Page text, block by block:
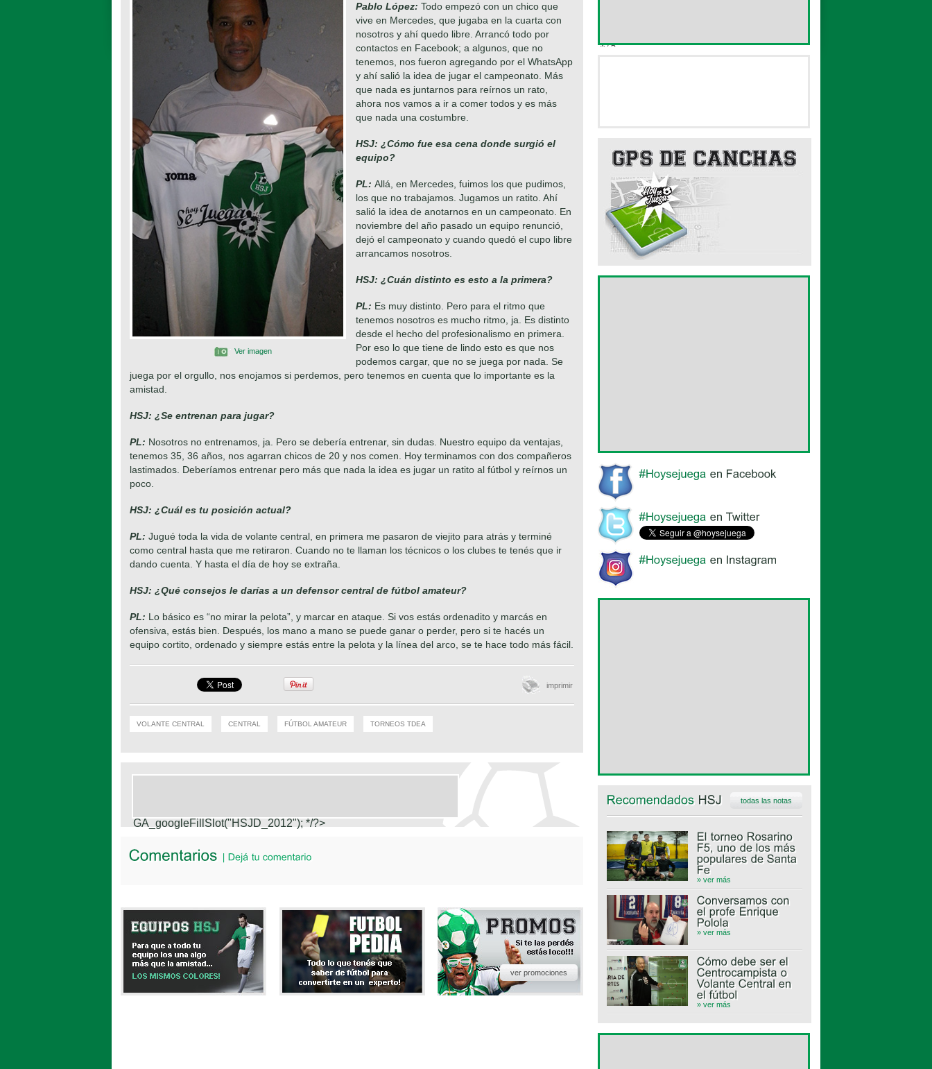
Ver imagen
Pablo López: Todo empezó con un chico que
vive en Mercedes, que jugaba en la cuarta con
nosotros y ahí quedo libre. Arrancó todo por
contactos en Facebook; a algunos, que no
tenemos, nos fueron agregando por el WhatsApp
y ahí salió la idea de jugar el campeonato. Más
que nada es juntarnos para reírnos un rato,
ahora nos vamos a ir a comer todos y es más
que nada una costumbre.
HSJ: ¿Cómo fue esa cena donde surgió el
equipo?
PL: Allá, en Mercedes, fuimos los que pudimos,
los que no trabajamos. Jugamos un ratito. Ahí
salió la idea de anotarnos en un campeonato. En
noviembre del año pasado un equipo renunció,
dejó el campeonato y cuando quedó el cupo libre
arrancamos nosotros.
HSJ: ¿Cuán distinto es esto a la primera?
PL: Es muy distinto. Pero para el ritmo que
tenemos nosotros es mucho ritmo, ja. Es distinto
desde el hecho del profesionalismo en primera.
Por eso lo que tiene de lindo esto es que nos
podemos cargar, que no se juega por nada. Se
juega por el orgullo, nos enojamos si perdemos, pero tenemos en cuenta que lo importante es la
amistad.
HSJ: ¿Se entrenan para jugar?
PL: Nosotros no entrenamos, ja. Pero se debería entrenar, sin dudas. Nuestro equipo da ventajas,
tenemos 35, 36 años, nos agarran chicos de 20 y nos comen. Hoy terminamos con dos compañeros
lastimados. Deberíamos entrenar pero más que nada la idea es jugar un ratito al fútbol y reírnos un
poco.
HSJ: ¿Cuál es tu posición actual?
PL: Jugué toda la vida de volante central, en primera me pasaron de viejito para atrás y terminé
como central hasta que me retiraron. Cuando no te llaman los técnicos o los clubes te tenés que ir
dando cuenta. Y hasta el día de hoy se extraña.
HSJ: ¿Qué consejos le darías a un defensor central de fútbol amateur?
PL: Lo básico es “no mirar la pelota”, y marcar en ataque. Si vos estás ordenadito y marcás en
ofensiva, estás bien. Después, los mano a mano se puede ganar o perder, pero si te hacés un
equipo cortito, ordenado y siempre estás entre la pelota y la línea del arco, se te hace todo más fácil.
imprimir
VOLANTE CENTRAL CENTRAL FÚTBOL AMATEUR TORNEOS TDEA
GA_googleFillSlot("HSJD_2012"); */?>
ver promociones
todas las notas
» ver más
» ver más
» ver más